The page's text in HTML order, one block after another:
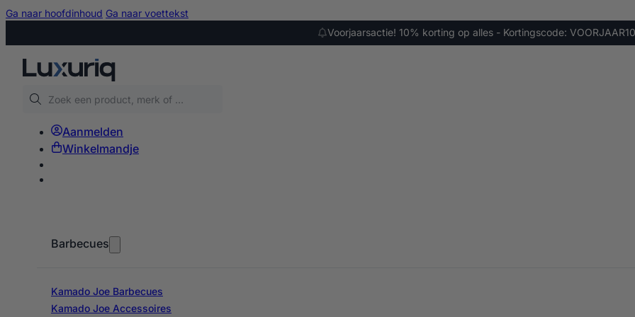
Ga naar hoofdinhoud Ga naar voettekst
Voorjaarsactie! 10% korting op alles - Kortingscode: VOORJAAR10
Zoeken
Aanmelden
Winkelmandje
Barbecues
Kamado Joe Barbecues
Kamado Joe Accessoires